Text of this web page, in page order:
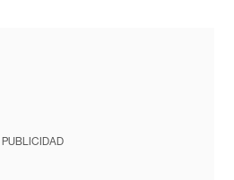
PUBLICIDAD